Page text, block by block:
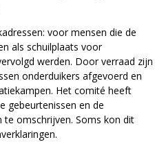
voor mensen die de
als schuilplaats voor
werden. Door verraad zijn
onderduikers afgevoerd en
Het comité heeft
gebeurtenissen en de
te omschrijven. Soms kon dit